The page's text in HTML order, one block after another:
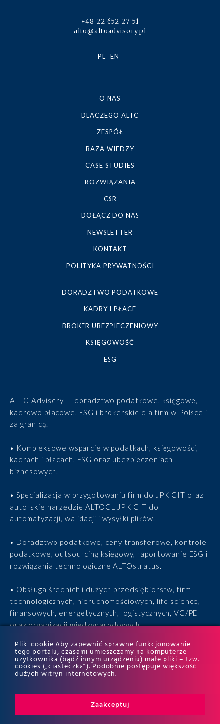
+48 22 652 27 51
alto@altoadvisory.pl
PL EN
O NAS
DLACZEGO ALTO
ZESPÓŁ
BAZA WIEDZY
CASE STUDIES
ROZWIĄZANIA
CSR
DOŁĄCZ DO NAS
NEWSLETTER
KONTAKT
POLITYKA PRYWATNOŚCI
DORADZTWO PODATKOWE
KADRY I PŁACE
BROKER UBEZPIECZENIOWY
KSIĘGOWOŚĆ
ESG
ALTO Advisory — doradztwo podatkowe, księgowe,
kadrowo płacowe, ESG i brokerskie dla firm w Polsce i
za granicą.
• Kompleksowe wsparcie w podatkach, księgowości,
kadrach i płacach, ESG oraz ubezpieczeniach
biznesowych.
• Specjalizacja w przygotowaniu firm do JPK CIT oraz
autorskie narzędzie ALTOOL JPK CIT do
automatyzacji, walidacji i wysyłki plików.
• Doradztwo podatkowe, ceny transferowe, kontrole
podatkowe, outsourcing księgowy, raportowanie ESG i
rozwiązania technologiczne ALTOstratus.
• Obsługa średnich i dużych przedsiębiorstw, firm
technologicznych, nieruchomościowych, life science,
finansowych, energetycznych, logistycznych, VC/PE
oraz organizacji międzynarodowych.
• 15 lat doświadczenia, 170 ekspertów, tysiące
zrealizowanych projektów i wyróżnienia w rankingach
ITR World Tax i ITR World TP.
Pliki cookie Aby zapewnić sprawne funkcjonowanie
tego portalu, czasami umieszczamy na komputerze
użytkownika (bądź innym urządzeniu) małe pliki – tzw.
cookies („ciasteczka”). Podobnie postępuje większość
dużych witryn internetowych.
Zaakceptuj